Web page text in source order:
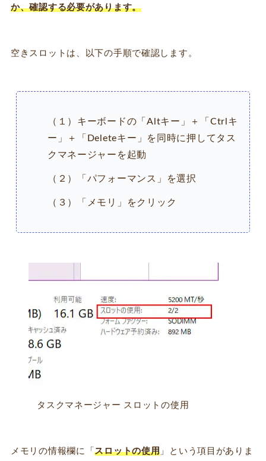
か、確認する必要があります。
空きスロットは、以下の手順で確認します。
（１）キーボードの「Altキー」＋「Ctrlキ
ー」＋「Deleteキー」を同時に押してタス
クマネージャーを起動
（２）「パフォーマンス」を選択
（３）「メモリ」をクリック
タスクマネージャー スロットの使用
メモリの情報欄に「スロットの使用 」という項目がありま